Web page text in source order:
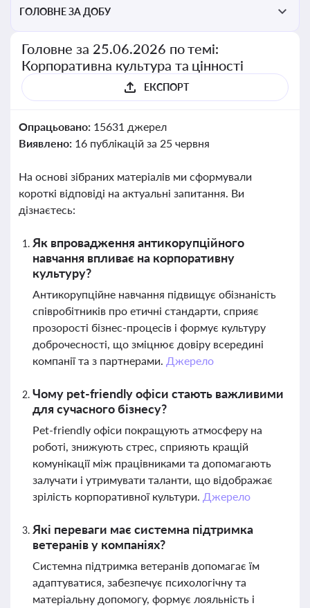
ГОЛОВНЕ ЗА ДОБУ
Головне за 25.06.2026 по темі:
Корпоративна культура та цінності
ЕКСПОРТ
Опрацьовано: 15631 джерел
Виявлено: 16 публікацій за 25 червня
На основі зібраних матеріалів ми сформували
короткі відповіді на актуальні запитання. Ви
дізнаєтесь:
Як впровадження антикорупційного
навчання впливає на корпоративну
культуру?
Антикорупційне навчання підвищує обізнаність
співробітників про етичні стандарти, сприяє
прозорості бізнес-процесів і формує культуру
доброчесності, що зміцнює довіру всередині
компанії та з партнерами. Джерело
Чому pet-friendly офіси стають важливими
для сучасного бізнесу?
Pet-friendly офіси покращують атмосферу на
роботі, знижують стрес, сприяють кращій
комунікації між працівниками та допомагають
залучати і утримувати таланти, що відображає
зрілість корпоративної культури. Джерело
Які переваги має системна підтримка
ветеранів у компаніях?
Системна підтримка ветеранів допомагає їм
адаптуватися, забезпечує психологічну та
матеріальну допомогу, формує лояльність і